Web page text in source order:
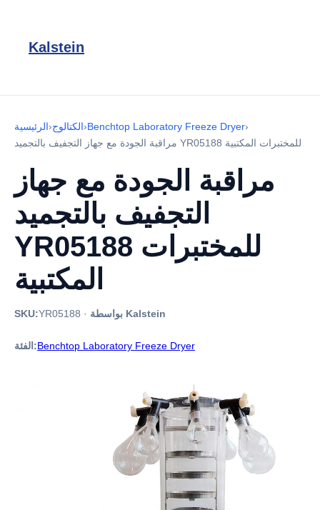
Kalstein
الرئيسية›الكتالوج›Benchtop Laboratory Freeze Dryer›
مراقبة الجودة مع جهاز التجفيف بالتجميد YR05188 للمختبرات المكتبية
مراقبة الجودة مع جهاز
التجفيف بالتجميد
YR05188 للمختبرات
المكتبية
SKU:YR05188 · بواسطة Kalstein
الفئة:Benchtop Laboratory Freeze Dryer